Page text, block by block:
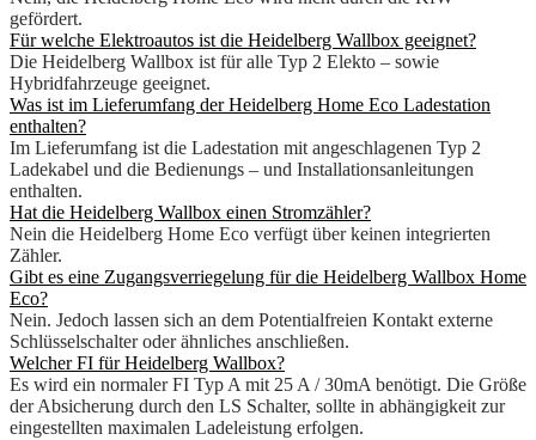
gefördert.
Für welche Elektroautos ist die Heidelberg Wallbox geeignet?
Die Heidelberg Wallbox ist für alle Typ 2 Elekto – sowie
Hybridfahrzeuge geeignet.
Was ist im Lieferumfang der Heidelberg Home Eco Ladestation
enthalten?
Im Lieferumfang ist die Ladestation mit angeschlagenen Typ 2
Ladekabel und die Bedienungs – und Installationsanleitungen
enthalten.
Hat die Heidelberg Wallbox einen Stromzähler?
Nein die Heidelberg Home Eco verfügt über keinen integrierten
Zähler.
Gibt es eine Zugangsverriegelung für die Heidelberg Wallbox Home
Eco?
Nein. Jedoch lassen sich an dem Potentialfreien Kontakt externe
Schlüsselschalter oder ähnliches anschließen.
Welcher FI für Heidelberg Wallbox?
Es wird ein normaler FI Typ A mit 25 A / 30mA benötigt. Die Größe
der Absicherung durch den LS Schalter, sollte in abhängigkeit zur
eingestellten maximalen Ladeleistung erfolgen.